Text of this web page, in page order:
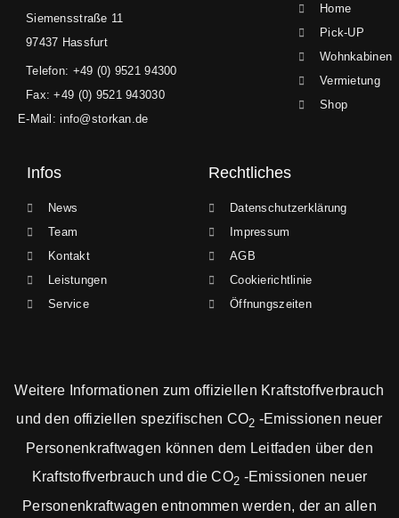
Siemensstraße 11
97437 Hassfurt
Telefon: +49 (0) 9521 94300
Fax: +49 (0) 9521 943030
E-Mail: info@storkan.de
Home
Pick-UP
Wohnkabinen
Vermietung
Shop
Infos
News
Team
Kontakt
Leistungen
Service
Rechtliches
Datenschutzerklärung
Impressum
AGB
Cookierichtlinie
Öffnungszeiten
Weitere Informationen zum offiziellen Kraftstoffverbrauch
und den offiziellen spezifischen CO2 -Emissionen neuer
Personenkraftwagen können dem Leitfaden über den
Kraftstoffverbrauch und die CO2 -Emissionen neuer
Personenkraftwagen entnommen werden, der an allen